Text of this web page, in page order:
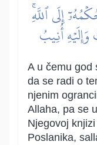
إِلَى ٱللَّهِۚ
أُنِيبُ
A u čemu god
da se radi o
njenim
Allaha, pa se
Njegovoj
Poslanika,